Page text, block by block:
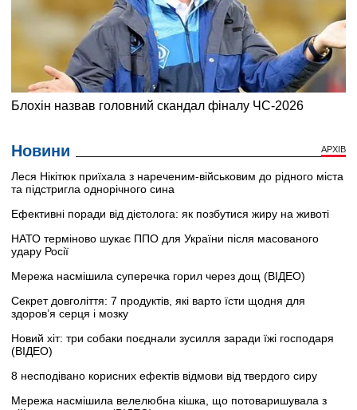
Новини АРХІВ
Леся Нікітюк приїхала з нареченим-військовим до рідного міста
та підстригла однорічного сина
Ефективні поради від дієтолога: як позбутися жиру на животі
НАТО терміново шукає ППО для України після масованого
удару Росії
Мережа насмішила суперечка горил через дощ (ВІДЕО)
Секрет довголіття: 7 продуктів, які варто їсти щодня для
здоров’я серця і мозку
Новий хіт: три собаки поєднали зусилля заради їжі господаря
(ВІДЕО)
8 несподівано корисних ефектів відмови від твердого сиру
Мережа насмішила велелюбна кішка, що потоваришувала з